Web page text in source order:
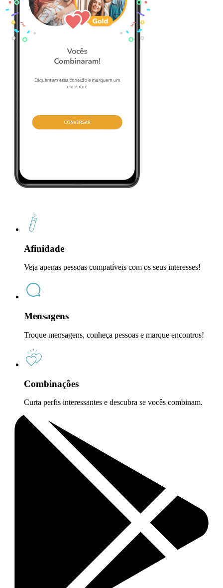
Afinidade
Veja apenas pessoas compatíveis com os seus interesses!
Mensagens
Troque mensagens, conheça pessoas e marque encontros!
Combinações
Curta perfis interessantes e descubra se vocês combinam.